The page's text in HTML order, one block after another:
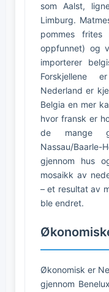
som Aalst,
Limburg.
pommes
oppfunnet) og
importerer
Forskjellene
Nederland er
Belgia en mer
hvor fransk er
de mange
Nassau/
gjennom hus
mosaikk av
– et resultat av
ble endret.
Økonomisk er
gjennom